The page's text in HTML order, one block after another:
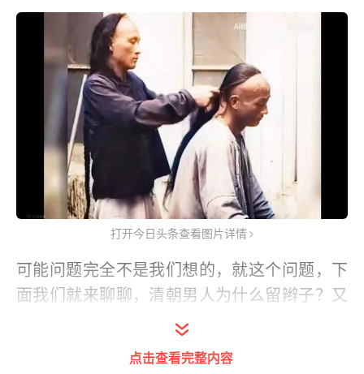
打开今日头条查看图片详情
可能问题完全不是我们想的，就这个问题，下
面我们就来聊聊，清朝男人为什么留辫子？又
为何把前面的头发剃光光？
一、中国人对头发的认识和重视
点击查看完整内容